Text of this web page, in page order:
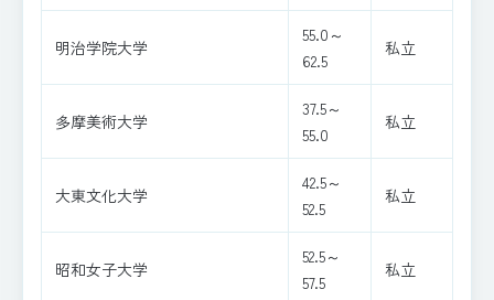
明治学院大学
55.0～
62.5
私立
多摩美術大学
37.5～
55.0
私立
大東文化大学
42.5～
52.5
私立
昭和女子大学
52.5～
57.5
私立